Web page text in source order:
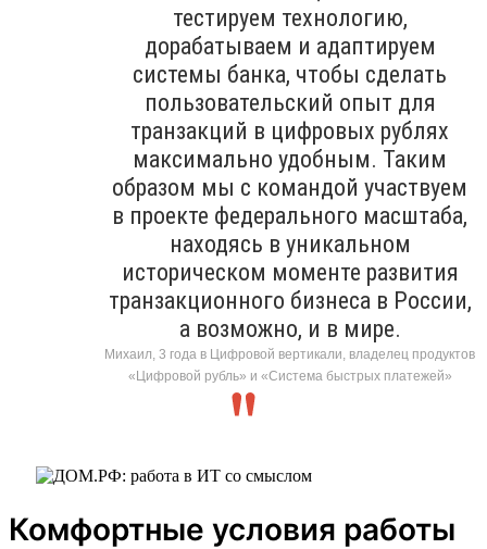
тестируем технологию,
дорабатываем и адаптируем
системы банка, чтобы сделать
пользовательский опыт для
транзакций в цифровых рублях
максимально удобным. Таким
образом мы с командой участвуем
в проекте федерального масштаба,
находясь в уникальном
историческом моменте развития
транзакционного бизнеса в России,
а возможно, и в мире.
Михаил, 3 года в Цифровой вертикали, владелец продуктов
«Цифровой рубль» и «Система быстрых платежей»
Комфортные условия работы